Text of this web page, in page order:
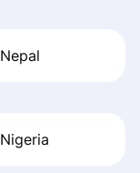
Nepal
Nigeria